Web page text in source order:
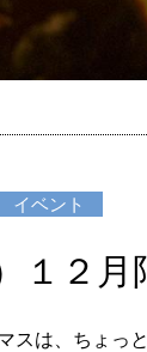
イベント
１２
スは、ちょっ